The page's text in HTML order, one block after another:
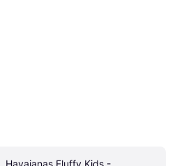
Havaianas Fluffy Kids -